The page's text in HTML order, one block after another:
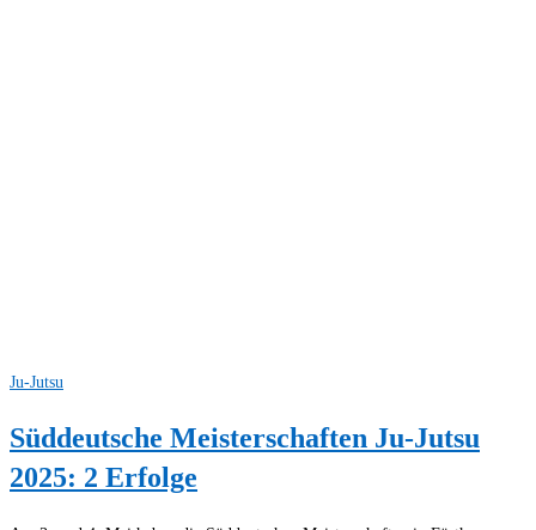
Ju-Jutsu
Süddeutsche Meisterschaften Ju-Jutsu
2025: 2 Erfolge